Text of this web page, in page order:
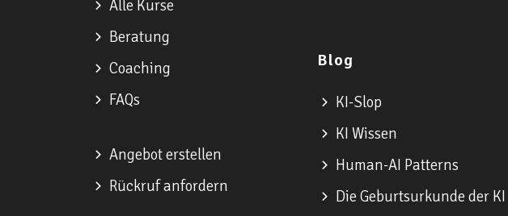
Alle Kurse
Beratung
Coaching
FAQs
Angebot erstellen
Rückruf anfordern
Blog
KI-Slop
KI Wissen
Human-AI Patterns
Die Geburtsurkunde der KI